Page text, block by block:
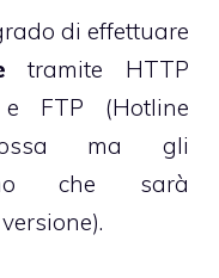
di effettuare
tramite HTTP
FTP (Hotline
ma gli
che sarà